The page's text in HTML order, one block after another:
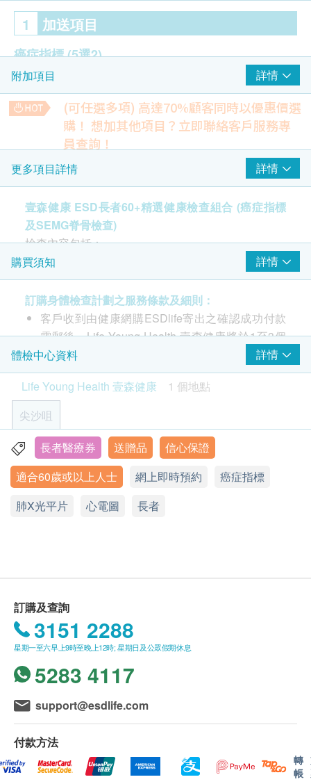
$100 AEON 禮券
$300 hutchgo.com 旅遊禮券
1 加送項目
癌症指標(5選2)
AFP 甲種胚胎蛋白（肝癌）
CEA 癌胚抗原(大腸癌）
PSA Total 前列腺癌抗原- 只限男士
病毒抗體EBV (鼻咽癌)
癌抗原125(卵巢)- 只限女士
心臟檢查 重點項目
靜態心電圖
肺功能 重點項目
肺部X光
血管硬度檢查
上臂動脈硬化程度指標
骨骼 重點項目
SEMG脊骨檢查
3 基本項目
基本健康評估
病歷及健康問卷調查
身體質量指數
肥胖分析
身體組合
體脂肪百分比
蛋白質
身體水分總量
無機鹽
體脂肪量
附加項目 詳情
(可任選多項) 高達70%顧客同時以優惠價選
購！ 想加其他項目？立即聯絡客戶服務專
員查詢！
幽門螺旋菌吹氣測試
HK$840.0 HK$1,080
更多項目詳情 詳情
壹森健康 ESD長者60+精選健康檢查組合 (癌症指標
及SEMG脊骨檢查)
檢查內容包括：
SEMG脊骨檢查、心血管硬度檢測、癌症指標(5選
2)、靜態心電圖、肺部X光、肝功能、腎功能檢查、
糖尿病、血脂、貧血、痛風、尿液常規等
SEMG 電腦脊骨檢查
SEMG 電腦脊骨掃瞄檢查技術來自美國，能準確測量
肌肉緊張、骨位歪斜等狀況。由不同角度獲得全身姿
勢影像，針對寒背和不良姿勢等全身分析，準確測量
肌肉緊張、骨位歪斜等狀況。檢查有助評估背部肌肉
的活動狀況，並在治療背部疼痛等問題時提供有用的
信息。
有別於傳統的X光檢查，SEMG沒有輻射，更不會為
• 準確呈現肌肉受損而出現疼痛現象
SEMG 檢測項目：
✔肌肉左右平衡度
適合任何人士，包括：小朋友、長者和孕婦，心臟病
患者除外。
購買須知 詳情
訂購身體檢查計劃之服務條款及細則：
客戶收到由健康網購ESDlife寄出之確認成功付款
電郵後，Life Young Health 壹森健康將於1至3個
工作天內致電客戶預約身體檢查的時間及地點（預
約或查詢：2523 8308）。
客戶必須於預約當天出示身份證及出示訂購確認信
以確認身份。
訂購一經確認，不設退款。
進行身體檢查後，一般情況下，可於14個工作天內
獲得驗身報告。醫護人員會致電客人預約時間聽取
報告。
所有自選項目一經電話確認預約後，項目不得作出
更改。
此服務的權利，恕不另行通知。
如有任何爭議，健康網購health.ESDlife 及壹森健
康醫療有限公司 (Life Young Healthcare Limited)
使用長者醫療券
如希望使用長者醫療券進行支付，請在訂購前先聯絡
健康網購，以便我們為您做出相應的安排。
年齡
體檢中心資料
詳情
Life Young Health 壹森健康
1 個地點
尖沙咀
九龍尖沙咀彌敦道132號美麗華廣場A座10樓1008室
星期一至六︰9:00a.m - 19:00p.m
星期日及公眾假期︰休息
長者醫療券 送贈品
信心保證
適合60歲或以上人士
網上即時預約
癌症指標
肺X光平片
心電圖 長者
訂購及查詢
3151 2288
星期一至六早上9時至晚上12時; 星期日及公眾假期休息
5283 4117
support@esdlife.com
付款方法
轉
帳